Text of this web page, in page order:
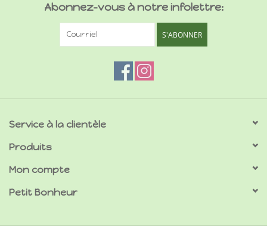
Abonnez-vous à notre infolettre:
S'ABONNER
Service à la clientèle
Produits
Mon compte
Petit Bonheur